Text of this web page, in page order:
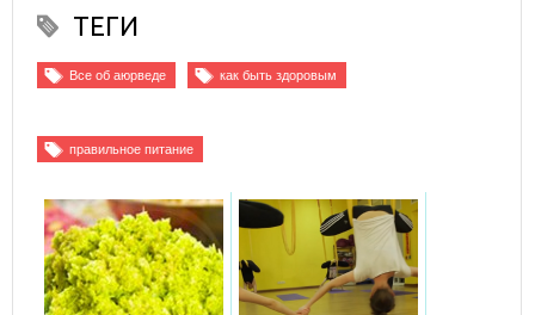
ТЕГИ
Все об аюрведе как быть здоровым
правильное питание